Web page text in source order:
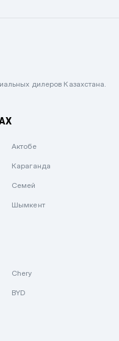
дилеров Казахстана.
Актобе
Караганда
Семей
Шымкент
Chery
BYD